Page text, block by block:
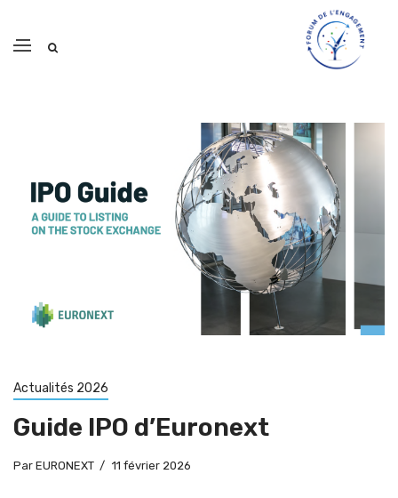
Actualités 2026
Guide IPO d’Euronext
Par EURONEXT 11 février 2026